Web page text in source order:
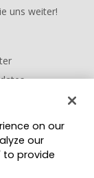
uns weiter!
on our
our
to provide